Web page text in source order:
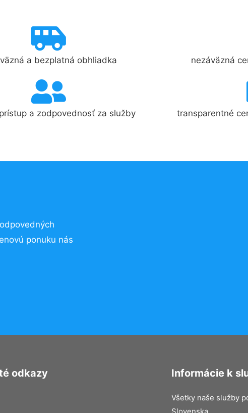
a bezplatná obhliadka nezáväzná
a zodpovednosť za služby transparentné
ponuku nás
odkazy Informácie k
Všetky naše služby
Slovenska.